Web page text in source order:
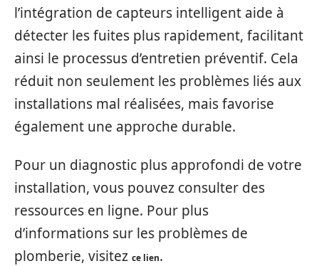
l’intégration de capteurs intelligent aide à
détecter les fuites plus rapidement, facilitant
ainsi le processus d’entretien préventif. Cela
réduit non seulement les problèmes liés aux
installations mal réalisées, mais favorise
également une approche durable.
Pour un diagnostic plus approfondi de votre
installation, vous pouvez consulter des
ressources en ligne. Pour plus
d’informations sur les problèmes de
plomberie, visitez ce lien.